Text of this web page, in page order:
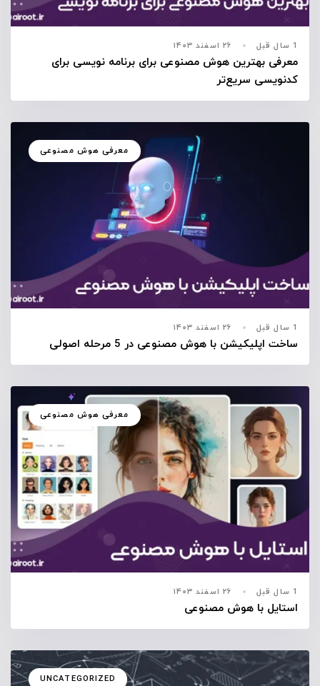
1 سال قبل ۲۶ اسفند ۱۴۰۳
معرفی بهترین هوش مصنوعی برای برنامه نویسی برای
کدنویسی سریع‌تر
معرفی هوش مصنوعی
1 سال قبل ۲۶ اسفند ۱۴۰۳
ساخت اپلیکیشن با هوش مصنوعی در 5 مرحله اصولی
معرفی هوش مصنوعی
1 سال قبل ۲۶ اسفند ۱۴۰۳
استایل با هوش مصنوعی
UNCATEGORIZED